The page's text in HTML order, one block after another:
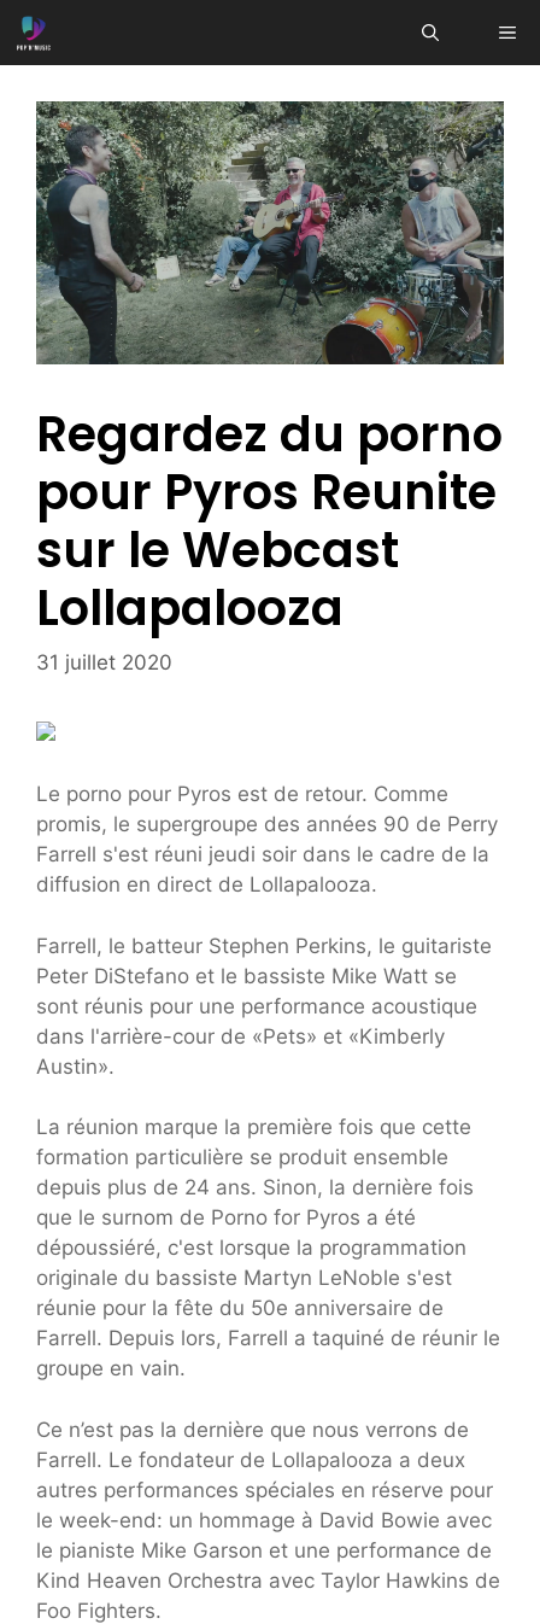
Aller
au
Regardez du porno
pour Pyros Reunite
sur le Webcast
Lollapalooza
31 juillet 2020
Le porno pour Pyros est de retour. Comme
promis, le supergroupe des années 90 de Perry
Farrell s'est réuni jeudi soir dans le cadre de la
diffusion en direct de Lollapalooza.
Farrell, le batteur Stephen Perkins, le guitariste
Peter DiStefano et le bassiste Mike Watt se
sont réunis pour une performance acoustique
dans l'arrière-cour de «Pets» et «Kimberly
Austin».
La réunion marque la première fois que cette
formation particulière se produit ensemble
depuis plus de 24 ans. Sinon, la dernière fois
que le surnom de Porno for Pyros a été
dépoussiéré, c'est lorsque la programmation
originale du bassiste Martyn LeNoble s'est
réunie pour la fête du 50e anniversaire de
Farrell. Depuis lors, Farrell a taquiné de réunir le
groupe en vain.
Ce n’est pas la dernière que nous verrons de
Farrell. Le fondateur de Lollapalooza a deux
autres performances spéciales en réserve pour
le week-end: un hommage à David Bowie avec
le pianiste Mike Garson et une performance de
Kind Heaven Orchestra avec Taylor Hawkins de
Foo Fighters.